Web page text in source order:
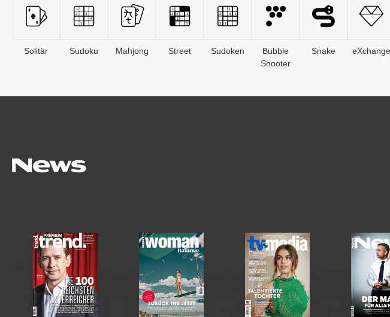
Solitär Sudoku Mahjong Street Sudoken
Bubble
Shooter
Snake eXchange